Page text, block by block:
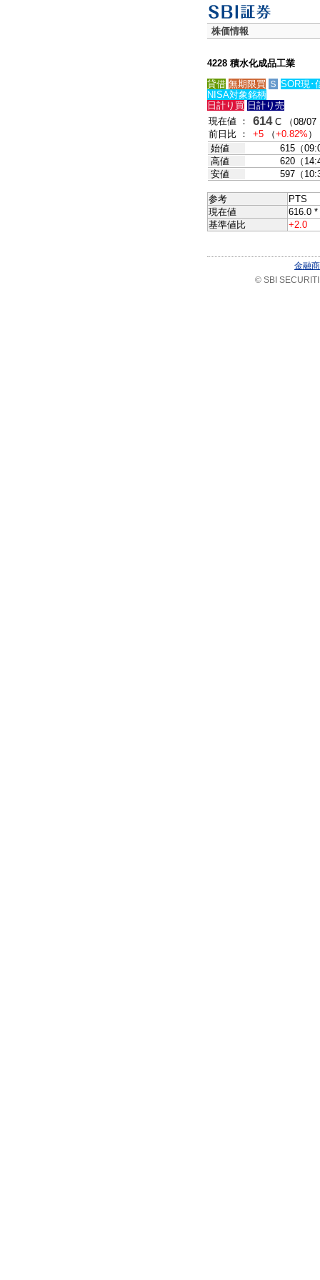
株価情報
4228 積水化成品工業
貸借 無期限買 Ｓ SOR現･
NISA対象銘柄
日計り買 日計り売
現在値 ：
614C （08/07
前日比 ：
+5 （+0.82% ）
始値
615（
高値
620（
安値
597（
参考
PTS
現在値
616.0
基準値比
+2.0
金融
© SBI